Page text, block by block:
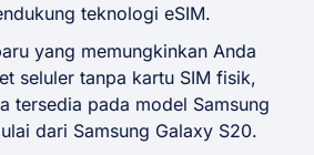
teknologi eSIM.
yang memungkinkan Anda
seluler tanpa kartu SIM fisik,
tersedia pada model Samsung
dari Samsung Galaxy S20.